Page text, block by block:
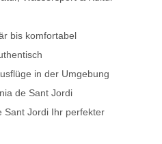
bis komfortabel
in der Umgebung
de Sant Jordi
Sant Jordi Ihr perfekter